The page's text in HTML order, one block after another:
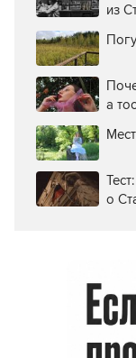
из
а
о